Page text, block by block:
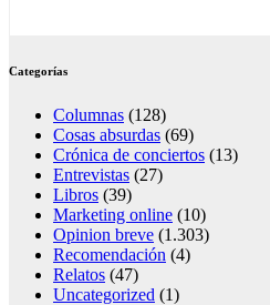
Categorías
Columnas (128)
Cosas absurdas (69)
Crónica de conciertos (13)
Entrevistas (27)
Libros (39)
Marketing online (10)
Opinion breve (1.303)
Recomendación (4)
Relatos (47)
Uncategorized (1)